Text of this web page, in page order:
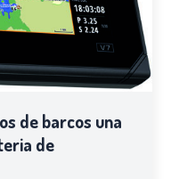
de barcos una
de